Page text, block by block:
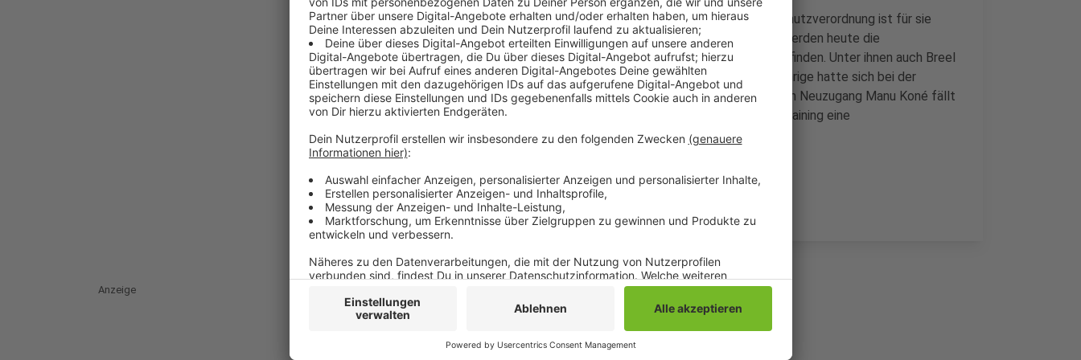
Rund 1.000 Fans können heute mit dabei sein und laut Corona-Schutzverordnung ist für sie
auch kein negativer Test nötig. Anpfiff ist um 15 Uhr 30. Fehlen werden heute die
Nationalspieler, die sich nach ihrem EM-Einsatz noch im Urlaub befinden. Unter ihnen auch Breel
Embolo, der für die nächsten Wochen verletzt ausfällt. Der 24-jährige hatte sich bei der
Europameisterschaft eine Muskelverletzung zugezogen. Und auch Neuzugang Manu Koné fällt
wohl länger verletzt aus. Der Franzose hat sich am Dienstag im Training eine
Innenbandverletzung im rechen Knie zugezogen.
Anzeige